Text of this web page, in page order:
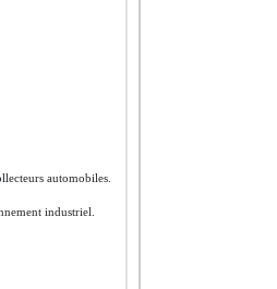
automobiles.
industriel.